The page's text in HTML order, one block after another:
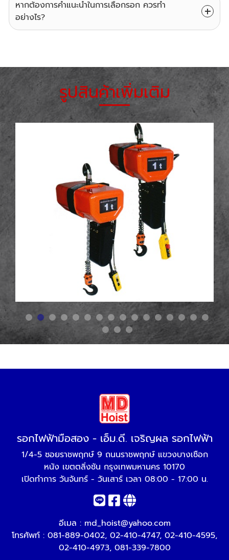
หากต้องการคำแนะนำในการเลือกรอก ควรทำ
อย่างไร?
รูปสินค้าเพิ่มเติม
รอกไฟฟ้ามือสอง - เอ็ม.ดี. เจริญผล รอกไฟฟ้า
1/4-5 ซอยราชพฤกษ์ 9 ถนนราชพฤกษ์ แขวงบางเชือก
หนัง เขตตลิ่งชัน กรุงเทพมหานคร 10170
เปิดทำการ วันจันทร์ - วันเสาร์ เวลา 08:00 - 17:00 น.
อีเมล : md_hoist@yahoo.com
โทรศัพท์ : 081-889-0402, 02-410-4747, 02-410-4595,
02-410-4973, 081-339-7800